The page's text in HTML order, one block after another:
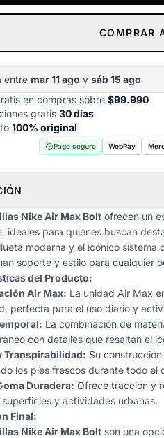
COMPRAR
entre mar 11 ago y sáb 15 ago
en compras sobre $99.990
gratis 30 días
100% original
Pago seguro WebPay
Nike Air Max Bolt ofrecen un
ideales para quienes buscan
moderna y el icónico
soporte y estilo para cualquier
del Producto:
Air Max: La unidad Air Max
perfecta para el uso diario y
La combinación de
con detalles que resaltan el
Transpirabilidad: Su
los pies frescos durante todo el
Duradera: Ofrece tracción y
y actividades urbanas.
Final:
Nike Air Max Bolt son una